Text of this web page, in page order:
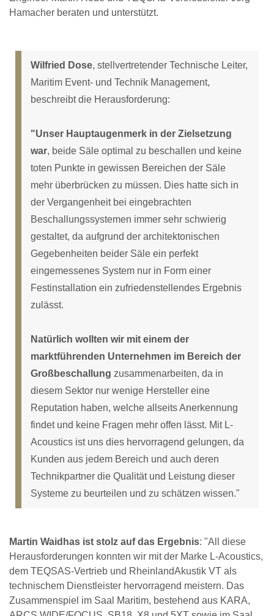
Hamacher beraten und unterstützt.
Wilfried Dose, stellvertretender Technische Leiter,
Maritim Event- und Technik Management,
beschreibt die Herausforderung:
"Unser Hauptaugenmerk in der Zielsetzung
war, beide Säle optimal zu beschallen und keine
toten Punkte in gewissen Bereichen der Säle
mehr überbrücken zu müssen. Dies hatte sich in
der Vergangenheit bei eingebrachten
Beschallungssystemen immer sehr schwierig
gestaltet, da aufgrund der architektonischen
Gegebenheiten beider Säle ein perfekt
eingemessenes System nur in Form einer
Festinstallation ein zufriedenstellendes Ergebnis
zulässt.
Natürlich wollten wir mit einem der
marktführenden Unternehmen im Bereich der
Großbeschallung zusammenarbeiten, da in
diesem Sektor nur wenige Hersteller eine
Reputation haben, welche allseits Anerkennung
findet und keine Fragen mehr offen lässt. Mit L-
Acoustics ist uns dies hervorragend gelungen, da
Kunden aus jedem Bereich und auch deren
Technikpartner die Qualität und Leistung dieser
Systeme zu beurteilen und zu schätzen wissen."
Martin Waidhas ist stolz auf das Ergebnis: "All diese
Herausforderungen konnten wir mit der Marke L-Acoustics,
dem TEQSAS-Vertrieb und RheinlandAkustik VT als
technischem Dienstleister hervorragend meistern. Das
Zusammenspiel im Saal Maritim, bestehend aus KARA,